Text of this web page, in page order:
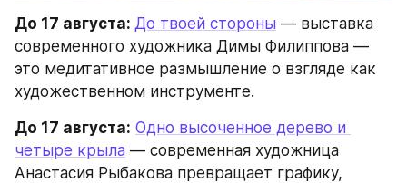
До 17 августа: До твоей стороны — выставка
современного художника Димы Филиппова —
это медитативное размышление о взгляде как
художественном инструменте.
До 17 августа: Одно высоченное дерево и
четыре крыла — современная художница
Анастасия Рыбакова превращает графику,